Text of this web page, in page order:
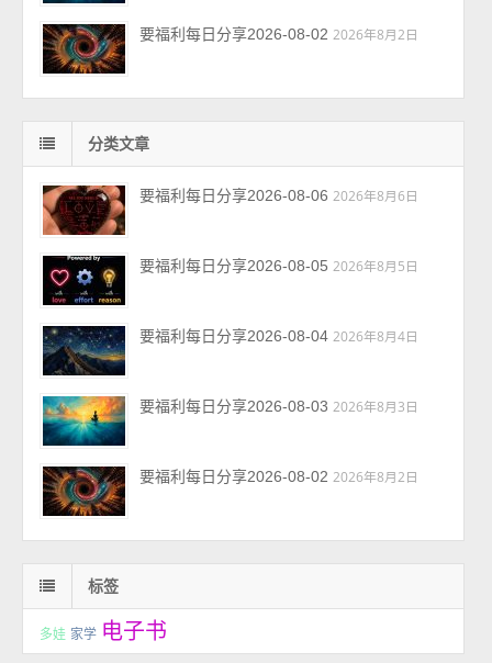
要福利每日分享2026-08-02 2026年8月2日
分类文章
要福利每日分享2026-08-06 2026年8月6日
要福利每日分享2026-08-05 2026年8月5日
要福利每日分享2026-08-04 2026年8月4日
要福利每日分享2026-08-03 2026年8月3日
要福利每日分享2026-08-02 2026年8月2日
标签
多娃 家学 电子书